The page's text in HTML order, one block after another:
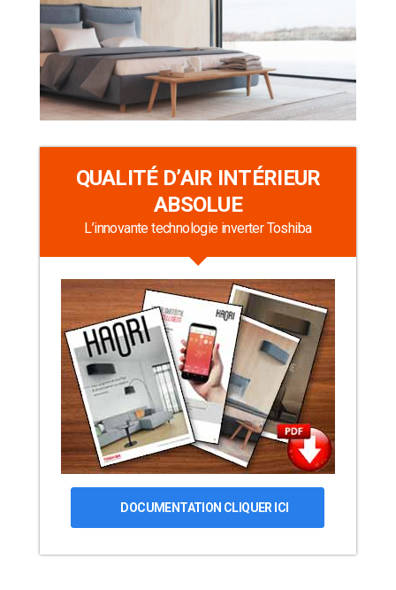
QUALITÉ D’AIR INTÉRIEUR
ABSOLUE
L’innovante technologie inverter Toshiba
DOCUMENTATION CLIQUER ICI